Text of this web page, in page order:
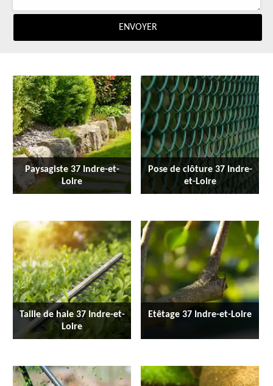
Paysagiste 37 Indre-et-
Loire
Pose de clôture 37 Indre-
et-Loire
Taille de haie 37 Indre-et-
Loire
Etêtage 37 Indre-et-Loire